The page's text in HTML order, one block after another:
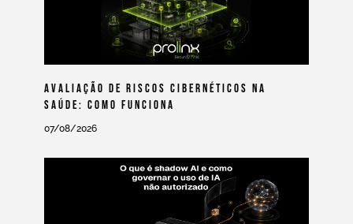
Avaliação De Riscos Cibernéticos Na
Saúde: Como Funciona
07/08/2026